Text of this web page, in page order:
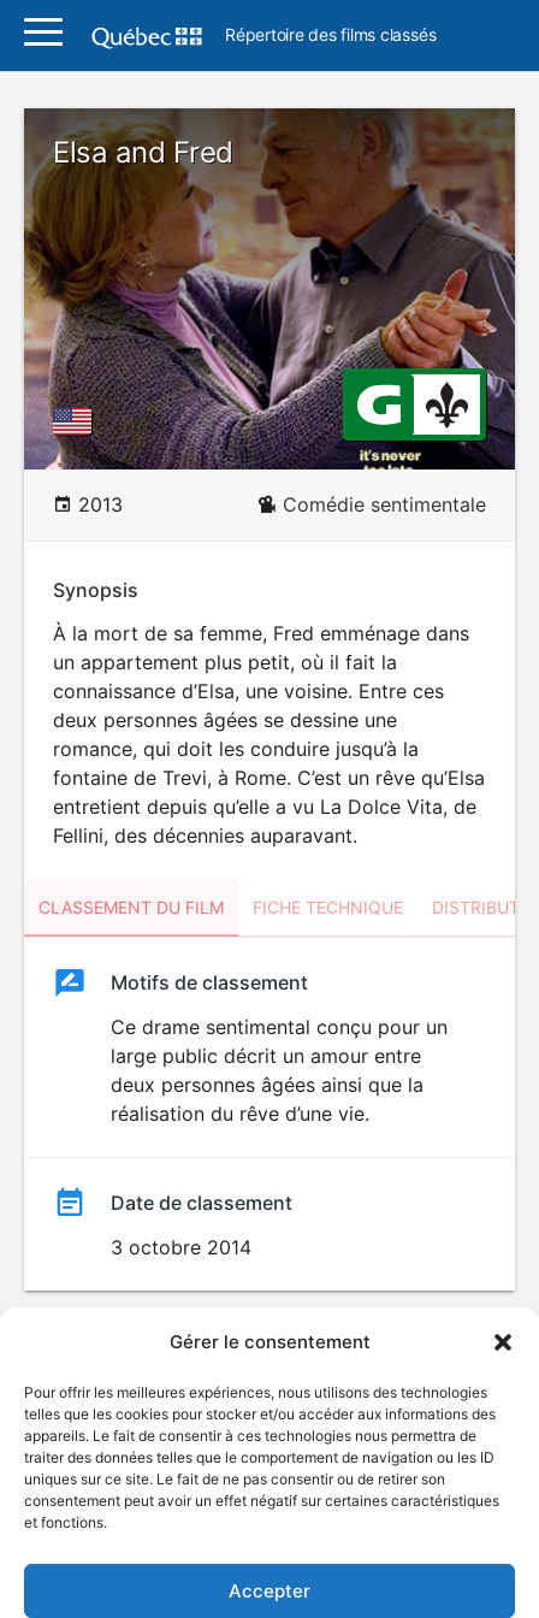
Gérer le consentement
Pour offrir les meilleures expériences, nous utilisons des technologies
telles que les cookies pour stocker et/ou accéder aux informations des
appareils. Le fait de consentir à ces technologies nous permettra de
traiter des données telles que le comportement de navigation ou les ID
uniques sur ce site. Le fait de ne pas consentir ou de retirer son
consentement peut avoir un effet négatif sur certaines caractéristiques
et fonctions.
Accepter
Répertoire des films classés
Elsa and Fred
2013 Comédie sentimentale
Synopsis
À la mort de sa femme, Fred emménage dans
un appartement plus petit, où il fait la
connaissance d’Elsa, une voisine. Entre ces
deux personnes âgées se dessine une
romance, qui doit les conduire jusqu’à la
fontaine de Trevi, à Rome. C’est un rêve qu’Elsa
entretient depuis qu’elle a vu La Dolce Vita, de
Fellini, des décennies auparavant.
CLASSEMENT DU FILM FICHE TECHNIQUE
ClassementClassement
Motifs de classement
Ce drame sentimental conçu pour un
large public décrit un amour entre
deux personnes âgées ainsi que la
réalisation du rêve d’une vie.
Date de classement
3 octobre 2014
© Gouvernement du Québec, 2026
Plan du site
Accessibilité